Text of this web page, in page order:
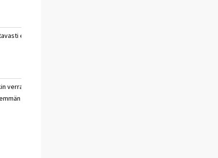
ei
verran